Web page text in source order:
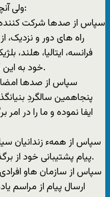
ولی آنچه که پیشاپیش بایستی بدان توجه داشت:
راه های دور و نزدیک،
فرانسه، ایتالیا،
خود به این گردهمائیِ تاریخی شکوه و جلال بخشیدند.
پنجاهمین سالگردِ
ایفا نموده و ما را در
پیام پشتیبانی خود از برگذاریِ چنین گردهمائیِ به ما نیرو بخشیدند.
ارسال پیام از مراسم